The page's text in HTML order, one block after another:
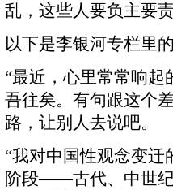
乱，这些人要负主要责
以下是李银河专栏里
“最近，心里常常响
吾往矣。有句跟这个
路，让别人去说吧。
“我对中国性观念变
阶段——古代、中世纪